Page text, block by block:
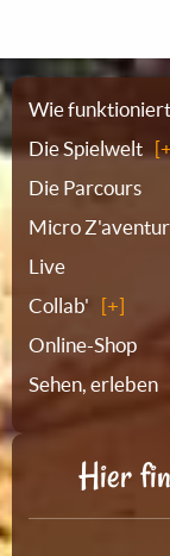
Sitemap
Wie funktioniert
Die Spielwelt
Die Parcours
Micro
Live
Collab'
Online-Shop
Sehen, erleben
Hier